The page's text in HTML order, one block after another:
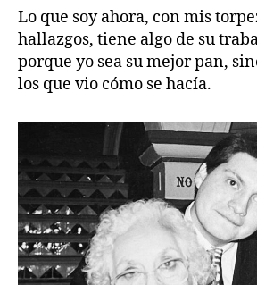
Lo que soy ahora, con mis
hallazgos, tiene algo de su
porque yo sea su mejor pan,
los que vio cómo se hacía.